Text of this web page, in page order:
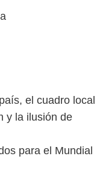
el cuadro local
y la ilusión de
para el Mundial